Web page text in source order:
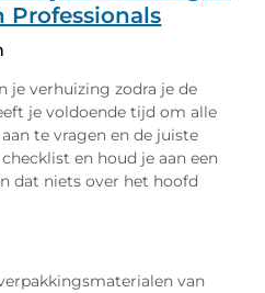
Professionals
je verhuizing zodra je de
je voldoende tijd om alle
te vragen en de juiste
en houd je aan een
dat niets over het hoofd
van